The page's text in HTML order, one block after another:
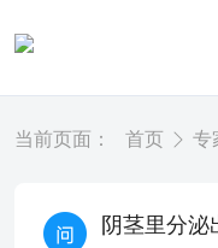
当前页面： 首页 专
阴茎里分泌